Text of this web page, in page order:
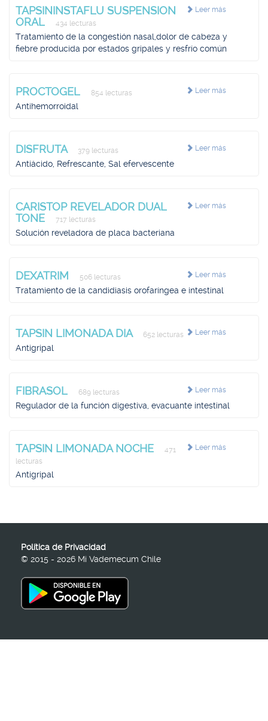
Leer más
TAPSININSTAFLU SUSPENSION
ORAL
434 lecturas
Tratamiento de la congestión nasal,dolor de cabeza y
fiebre producida por estados gripales y resfrío común
Leer más
PROCTOGEL 854 lecturas
Antihemorroidal
Leer más
DISFRUTA 379 lecturas
Antiácido, Refrescante, Sal efervescente
Leer más
CARISTOP REVELADOR DUAL
TONE
717 lecturas
Solución reveladora de placa bacteriana
Leer más
DEXATRIM 506 lecturas
Tratamiento de la candidiasis orofaríngea e intestinal
Leer más
TAPSIN LIMONADA DIA 652 lecturas
Antigripal
Leer más
FIBRASOL 689 lecturas
Regulador de la función digestiva, evacuante intestinal
Leer más
TAPSIN LIMONADA NOCHE
471
lecturas
Antigripal
Política de Privacidad
© 2015 - 2026 Mi Vademecum Chile